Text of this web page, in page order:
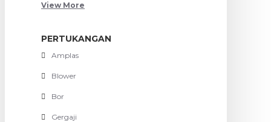
View More
PERTUKANGAN
Amplas
Blower
Bor
Gergaji